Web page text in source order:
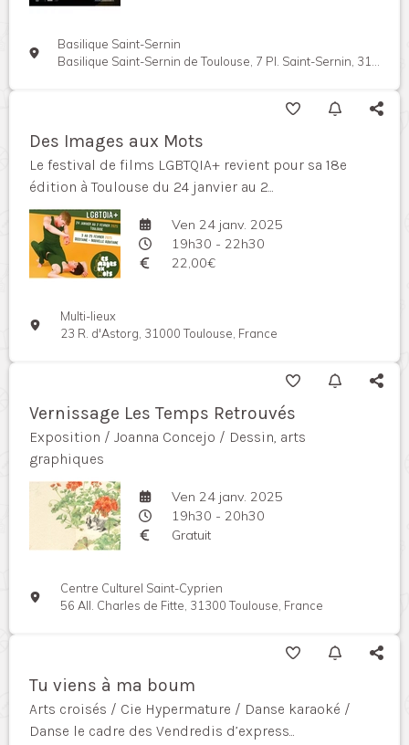
Basilique Saint-Sernin
Basilique Saint-Sernin de Toulouse, 7 Pl. Saint-Sernin, 31000 Toulouse, France
Des Images aux Mots
Le festival de films LGBTQIA+ revient pour sa 18e
édition à Toulouse du 24 janvier au 2...
Ven 24 janv. 2025
19h30 - 22h30
22,00€
Multi-lieux
23 R. d'Astorg, 31000 Toulouse, France
Vernissage Les Temps Retrouvés
Exposition / Joanna Concejo / Dessin, arts
graphiques
Ven 24 janv. 2025
19h30 - 20h30
Gratuit
Centre Culturel Saint-Cyprien
56 All. Charles de Fitte, 31300 Toulouse, France
Tu viens à ma boum
Arts croisés / Cie Hypermature / Danse karaoké /
Danse le cadre des Vendredis d’express...